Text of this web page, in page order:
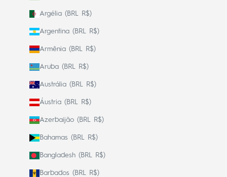
Argélia (BRL R$)
Argentina (BRL R$)
Armênia (BRL R$)
Aruba (BRL R$)
Austrália (BRL R$)
Áustria (BRL R$)
Azerbaijão (BRL R$)
Bahamas (BRL R$)
Bangladesh (BRL R$)
Barbados (BRL R$)